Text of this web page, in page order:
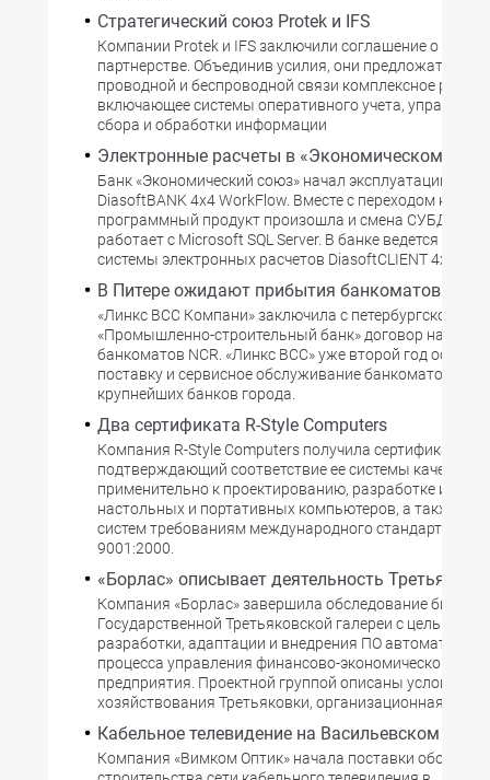
Стратегический союз Protek и IFS
Компании Protek и IFS заключили соглашение о
партнерстве. Объединив усилия, они предложат
проводной и беспроводной связи комплексное
включающее системы оперативного учета,
сбора и обработки информации
Электронные расчеты в «Экономическом
Банк «Экономический союз» начал эксплуатацию
DiasoftBANK 4x4 WorkFlow. Вместе с переходом на
программный продукт произошла и смена СУБД:
работает с Microsoft SQL Server. В банке ведется
системы электронных расчетов DiasoftCLIENT 4x4 for
В Питере ожидают прибытия банкоматов
«Линкс BCC Компани» заключила с петербургской
«Промышленно-строительный банк» договор на
банкоматов NCR. «Линкс ВСС» уже второй год
поставку и сервисное обслуживание банкоматов для
крупнейших банков города.
Два сертификата R-Style Computers
Компания R-Style Computers получила сертификат,
подтверждающий соответствие ее системы качества
применительно к проектированию, разработке и
настольных и портативных компьютеров, а также
систем требованиям международного стандарта
9001:2000.
«Борлас» описывает деятельность
Компания «Борлас» завершила обследование бизнес-
Государственной Третьяковской галереи с целью
разработки, адаптации и внедрения ПО
процесса управления финансово-экономической
предприятия. Проектной группой описаны условия
хозяйствования Третьяковки, организационная
Кабельное телевидение на Васильевском
Компания «Вимком Оптик» начала поставки